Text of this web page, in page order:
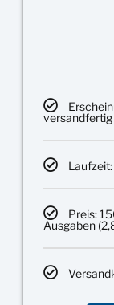
Preis:
Ausgaben